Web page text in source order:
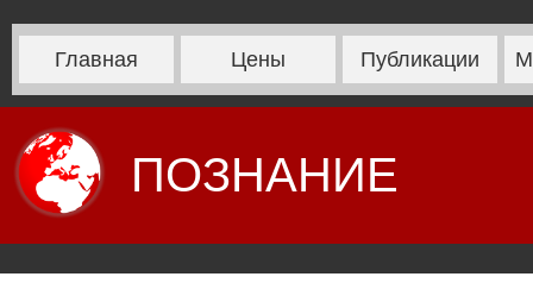
Главная Цены Публикации
ПОЗНАНИЕ